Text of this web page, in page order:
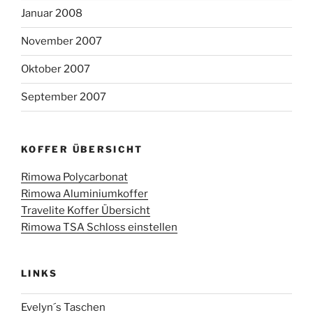
Januar 2008
November 2007
Oktober 2007
September 2007
KOFFER ÜBERSICHT
Rimowa Polycarbonat
Rimowa Aluminiumkoffer
Travelite Koffer Übersicht
Rimowa TSA Schloss einstellen
LINKS
Evelyn´s Taschen